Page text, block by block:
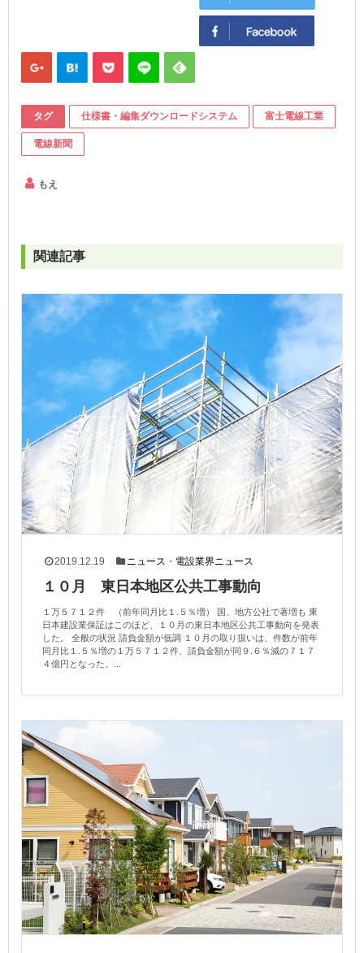
タグ 仕様書・編集ダウンロードシステム 富士電線工業
電線新聞
もえ
関連記事
2019.12.19 ニュース ・ 電設業界ニュース
１０月 東日本地区公共工事動向
１万５７１２件 （前年同月比１.５％増） 国、地方公社で著増も 東
日本建設業保証はこのほど、１０月の東日本地区公共工事動向を発表
した。 全般の状況 請負金額が低調 １０月の取り扱いは、件数が前年
同月比１.５％増の１万５７１２件、請負金額が同９.６％減の７１７
４億円となった。...